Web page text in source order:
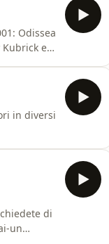
Odissea
e
in diversi
di
un